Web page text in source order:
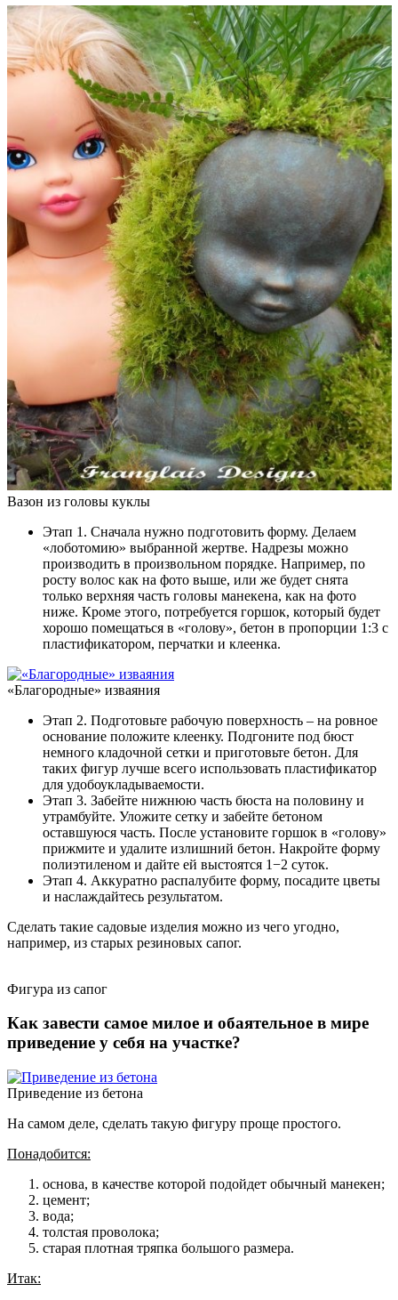
Вазон из головы куклы
Этап 1. Сначала нужно подготовить форму. Делаем
«лоботомию» выбранной жертве. Надрезы можно
производить в произвольном порядке. Например, по
росту волос как на фото выше, или же будет снята
только верхняя часть головы манекена, как на фото
ниже. Кроме этого, потребуется горшок, который будет
хорошо помещаться в «голову», бетон в пропорции 1:3 с
пластификатором, перчатки и клеенка.
«Благородные» изваяния
Этап 2. Подготовьте рабочую поверхность – на ровное
основание положите клеенку. Подгоните под бюст
немного кладочной сетки и приготовьте бетон. Для
таких фигур лучше всего использовать пластификатор
для удобоукладываемости.
Этап 3. Забейте нижнюю часть бюста на половину и
утрамбуйте. Уложите сетку и забейте бетоном
оставшуюся часть. После установите горшок в «голову»
прижмите и удалите излишний бетон. Накройте форму
полиэтиленом и дайте ей выстоятся 1−2 суток.
Этап 4. Аккуратно распалубите форму, посадите цветы
и наслаждайтесь результатом.
Сделать такие садовые изделия можно из чего угодно,
например, из старых резиновых сапог.
Фигура из сапог
Как завести самое милое и обаятельное в мире
приведение у себя на участке?
Приведение из бетона
На самом деле, сделать такую фигуру проще простого.
Понадобится:
основа, в качестве которой подойдет обычный манекен;
цемент;
вода;
толстая проволока;
старая плотная тряпка большого размера.
Итак: